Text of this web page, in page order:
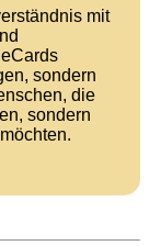
mit
sondern
die
sondern